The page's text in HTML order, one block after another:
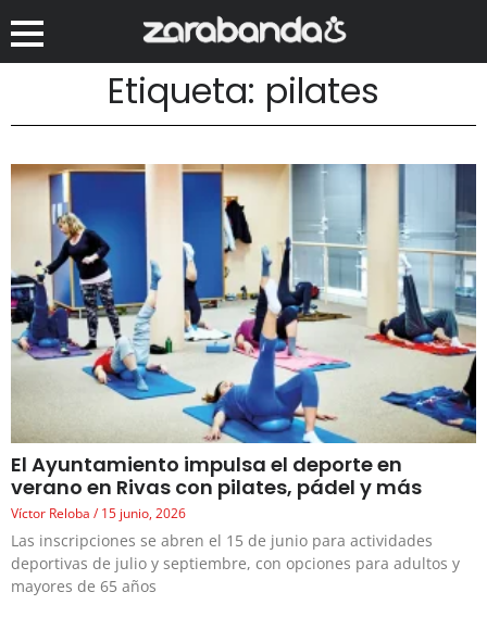
Etiqueta: pilates
El Ayuntamiento impulsa el deporte en
verano en Rivas con pilates, pádel y más
Víctor Reloba 15 junio, 2026
Las inscripciones se abren el 15 de junio para actividades
deportivas de julio y septiembre, con opciones para adultos y
mayores de 65 años